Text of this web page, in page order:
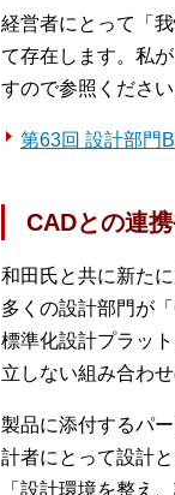
経営者にとって「
て存在します。私
すので参照くださ
第63回 設計部門
CADとの連
和田氏と共に新た
多くの設計部門が
標準化設計プラッ
立しない組み合わ
製品に添付するパ
計者にとって設計
「設計環境を整え